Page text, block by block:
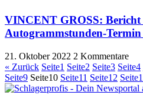
VINCENT GROSS:
Autogrammstunden-
21. Oktober 2022 2 Kommentare
« Zurück Seite1 Seite2 Seite3 Seite4
Seite9 Seite10 Seite11 Seite12 Seite